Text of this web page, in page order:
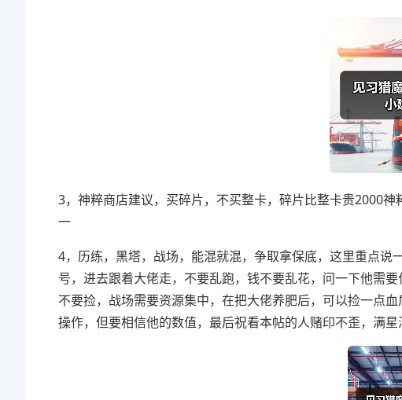
3，神粹商店建议，买碎片，不买整卡，碎片比整卡贵2000
一
4，历练，黑塔，战场，能混就混，争取拿保底，这里重点
号，进去跟着大佬走，不要乱跑，钱不要乱花，问一下他需
不要捡，战场需要资源集中，在把大佬养肥后，可以捡一点
操作，但要相信他的数值，最后祝看本帖的人赌印不歪，满星